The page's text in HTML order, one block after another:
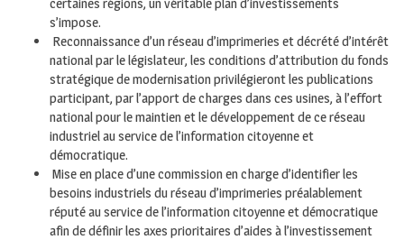
s’impose.
Reconnaissance d’un réseau d’imprimeries et décrété d’intérêt
national par le législateur, les conditions d’attribution du fonds
stratégique de modernisation privilégieront les publications
participant, par l’apport de charges dans ces usines, à l’effort
national pour le maintien et le développement de ce réseau
industriel au service de l’information citoyenne et
démocratique.
Mise en place d’une commission en charge d’identifier les
besoins industriels du réseau d’imprimeries préalablement
réputé au service de l’information citoyenne et démocratique
afin de définir les axes prioritaires d’aides à l’investissement